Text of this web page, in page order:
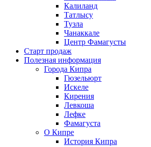
Калиланд
Татлысу
Тузла
Чанаккале
Центр Фамагусты
Старт продаж
Полезная информация
Города Кипра
Гюзельюрт
Искеле
Кирения
Левкоша
Лефке
Фамагуста
О Кипре
История Кипра